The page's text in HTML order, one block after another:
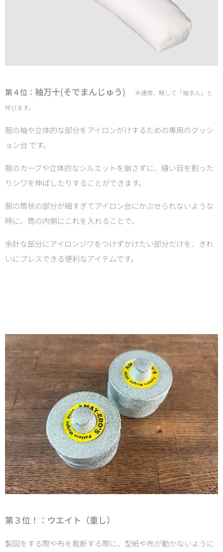
第４位： 袖万十(そでまんじゅう) ※通常、略して「袖まん」と
呼びます。
服の袖や立体的な部分をアイロンがけするための専用のクッシ
ョン台 です。
服のカーブや立体的なシルエットを崩さずに、縫い目を割った
りシワを伸ばしたりすることができます。
服の筒状の部分が細すぎてアイロン台にかぶせられないような
時に、筒の内側にこれを入れることで、
余計な部分にアイロンジワをつけずかけたい部分だけを、きれ
いにプレスできる便利なアイテムです。
第３位！：ウエイト（重し）
製図をする際や布を裁断する際に、型紙や布が動かないように